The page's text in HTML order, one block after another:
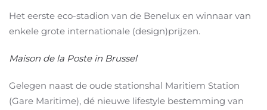
Het eerste eco-stadion van de Benelux en winnaar van
enkele grote internationale (design)prijzen.
Maison de la Poste in Brussel
Gelegen naast de oude stationshal Maritiem Station
(Gare Maritime), dé nieuwe lifestyle bestemming van